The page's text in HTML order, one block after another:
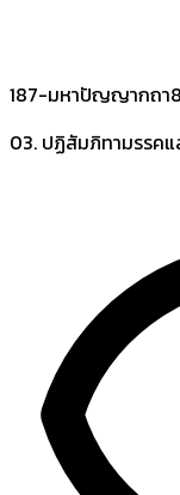
187-มหาปัญญากถา
03. ปฏิสัมภิทามรรค